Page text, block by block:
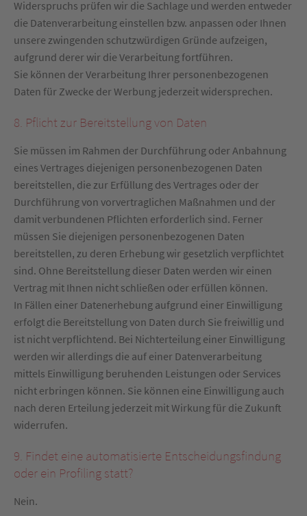
Widerspruchs prüfen wir die Sachlage und werden entweder
die Datenverarbeitung einstellen bzw. anpassen oder Ihnen
unsere zwingenden schutzwürdigen Gründe aufzeigen,
aufgrund derer wir die Verarbeitung fortführen.
Sie können der Verarbeitung Ihrer personenbezogenen
Daten für Zwecke der Werbung jederzeit widersprechen.
8. Pflicht zur Bereitstellung von Daten
Sie müssen im Rahmen der Durchführung oder Anbahnung
eines Vertrages diejenigen personenbezogenen Daten
bereitstellen, die zur Erfüllung des Vertrages oder der
Durchführung von vorvertraglichen Maßnahmen und der
damit verbundenen Pflichten erforderlich sind. Ferner
müssen Sie diejenigen personenbezogenen Daten
bereitstellen, zu deren Erhebung wir gesetzlich verpflichtet
sind. Ohne Bereitstellung dieser Daten werden wir einen
Vertrag mit Ihnen nicht schließen oder erfüllen können.
In Fällen einer Datenerhebung aufgrund einer Einwilligung
erfolgt die Bereitstellung von Daten durch Sie freiwillig und
ist nicht verpflichtend. Bei Nichterteilung einer Einwilligung
werden wir allerdings die auf einer Datenverarbeitung
mittels Einwilligung beruhenden Leistungen oder Services
nicht erbringen können. Sie können eine Einwilligung auch
nach deren Erteilung jederzeit mit Wirkung für die Zukunft
widerrufen.
9. Findet eine automatisierte Entscheidungsfindung
oder ein Profiling statt?
Nein.